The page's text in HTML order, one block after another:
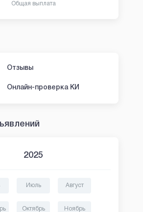
Общая выплата
Отзывы
Онлайн-проверка КИ
2025
Июль Август
Октябрь Ноябрь